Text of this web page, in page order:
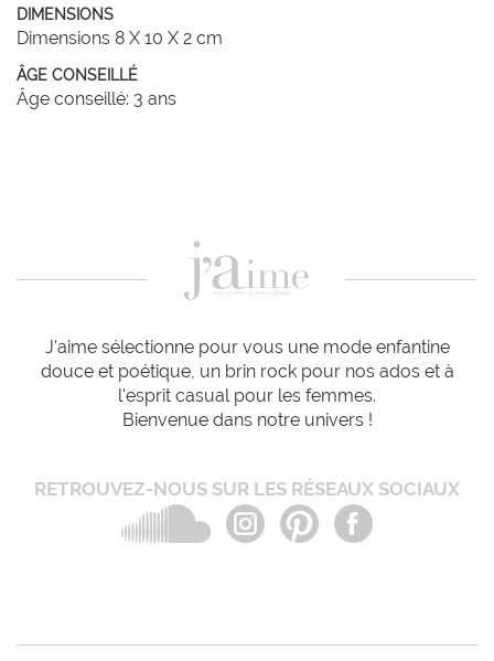
DIMENSIONS
Dimensions 8 X 10 X 2 cm
ÂGE CONSEILLÉ
Âge conseillé: 3 ans
J'aime sélectionne pour vous une mode enfantine
douce et poétique, un brin rock pour nos ados et à
l'esprit casual pour les femmes.
Bienvenue dans notre univers !
RETROUVEZ-NOUS SUR LES RÉSEAUX SOCIAUX